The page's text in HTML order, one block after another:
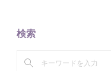
検索